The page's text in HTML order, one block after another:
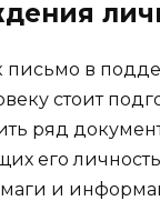
письмо в
стоит
ряд
его
и